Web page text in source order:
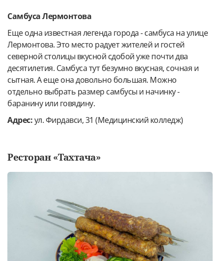
Самбуса Лермонтова
Еще одна известная легенда города - самбуса на улице
Лермонтова. Это место радует жителей и гостей
северной столицы вкусной сдобой уже почти два
десятилетия. Самбуса тут безумно вкусная, сочная и
сытная. А еще она довольно большая. Можно
отдельно выбрать размер самбусы и начинку -
баранину или говядину.
Адрес:ул. Фирдавси, 31 (Медицинский колледж)
Ресторан «Тахтача»